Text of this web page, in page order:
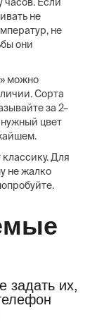
не
не
они
можно
Сорта
за 2–
цвет
классику. Для
не жалко
задать их,